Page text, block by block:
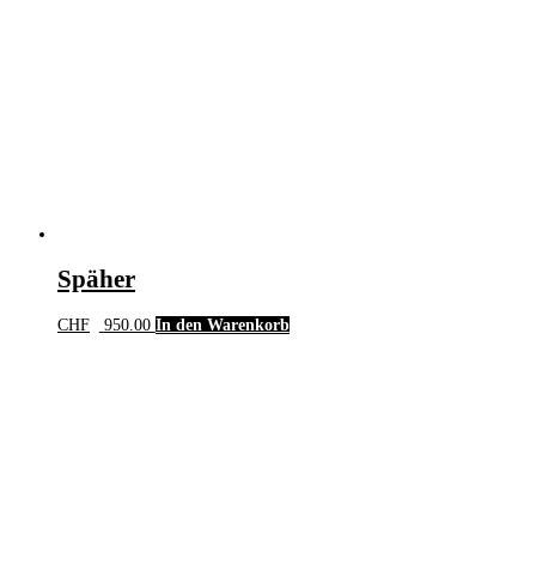
Späher
CHF 950.00 In den Warenkorb